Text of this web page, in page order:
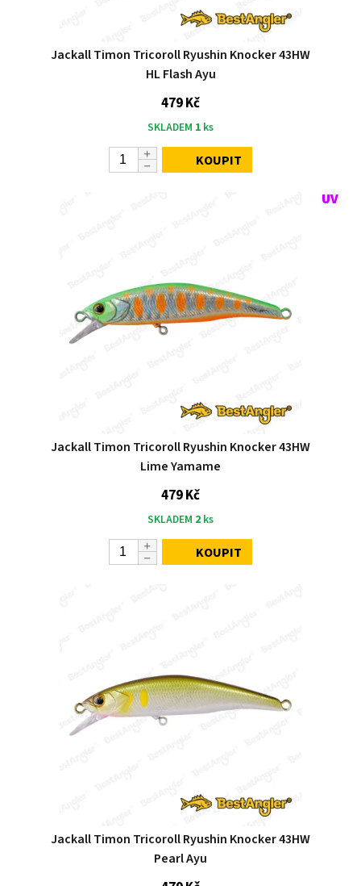
Jackall Timon Tricoroll Ryushin Knocker 43HW
HL Flash Ayu
479 Kč
SKLADEM 1 ks
KOUPIT
Jackall Timon Tricoroll Ryushin Knocker 43HW
Lime Yamame
479 Kč
SKLADEM 2 ks
KOUPIT
Jackall Timon Tricoroll Ryushin Knocker 43HW
Pearl Ayu